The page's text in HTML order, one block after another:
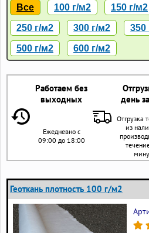
Все 100 г/м2 150 г/м2
250 г/м2 300 г/м2 350
500 г/м2 600 г/м2
Работаем без
выходных
день
Ежедневно с
09:00 до 18:00
Отгрузка
из
Геоткань плотность 100 г/м2